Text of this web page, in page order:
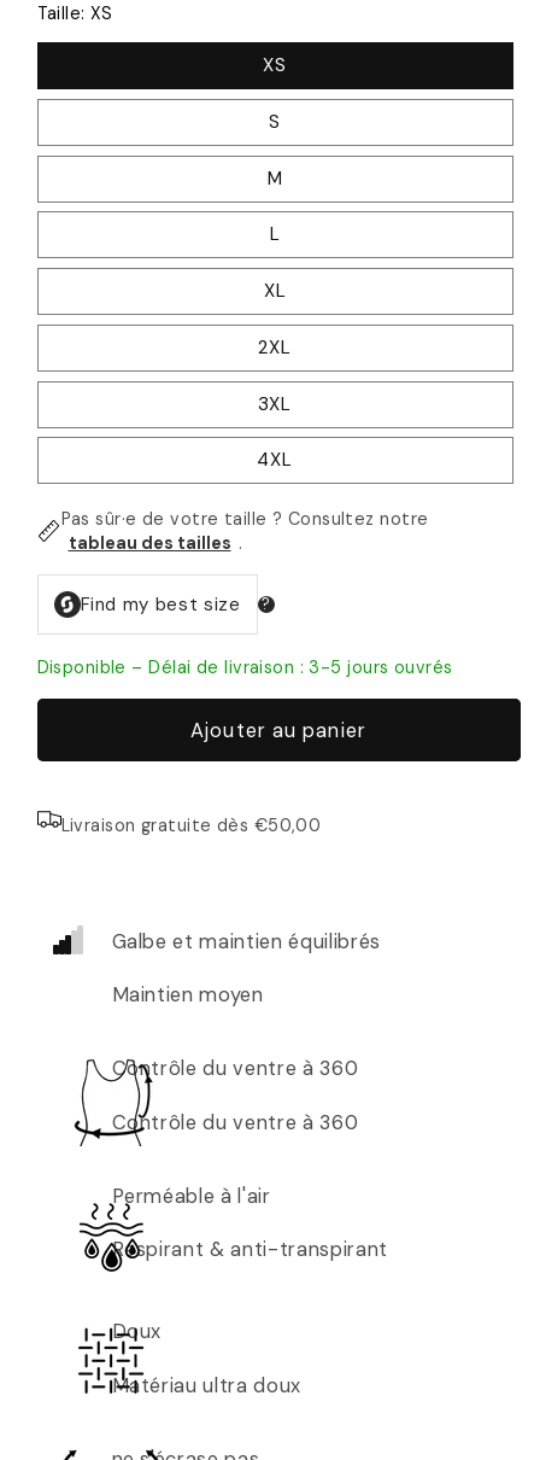
Taille:XS
XS
S
M
L
XL
2XL
3XL
4XL
Pas sûr·e de votre taille ? Consultez notre
tableau des tailles .
Disponible – Délai de livraison : 3-5 jours ouvrés
Ajouter au panier
Livraison gratuite dès €50,00
Galbe et maintien équilibrés
Maintien moyen
Contrôle du ventre à 360
Contrôle du ventre à 360
Perméable à l'air
Respirant & anti-transpirant
Doux
Matériau ultra doux